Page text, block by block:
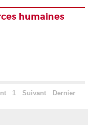
humaines
1 Suivant Dernier